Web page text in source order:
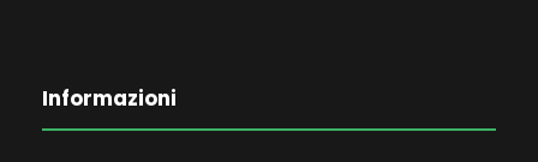
Informazioni